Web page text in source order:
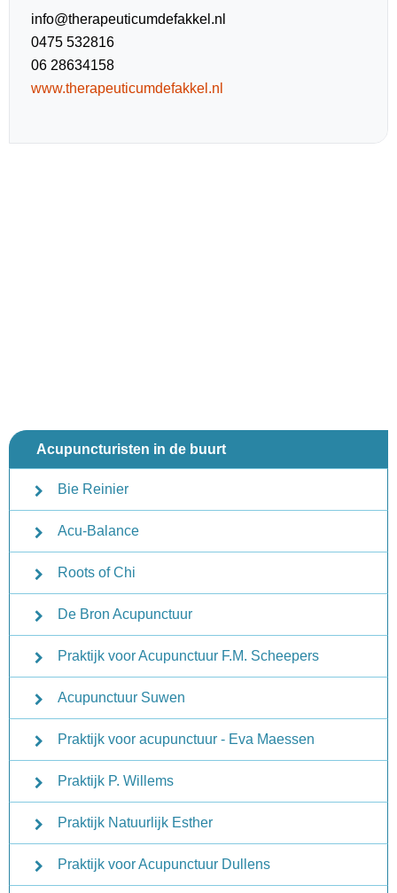
Acupuncturisten in de buurt
Bie Reinier
Acu-Balance
Roots of Chi
De Bron Acupunctuur
Praktijk voor Acupunctuur F.M. Scheepers
Acupunctuur Suwen
Praktijk voor acupunctuur - Eva Maessen
Praktijk P. Willems
Praktijk Natuurlijk Esther
Praktijk voor Acupunctuur Dullens
info@therapeuticumdefakkel.nl
0475 532816
06 28634158
www.therapeuticumdefakkel.nl